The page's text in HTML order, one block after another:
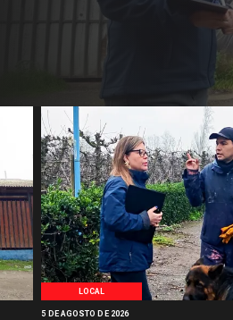
LOCAL
5 DE AGOSTO DE 2026